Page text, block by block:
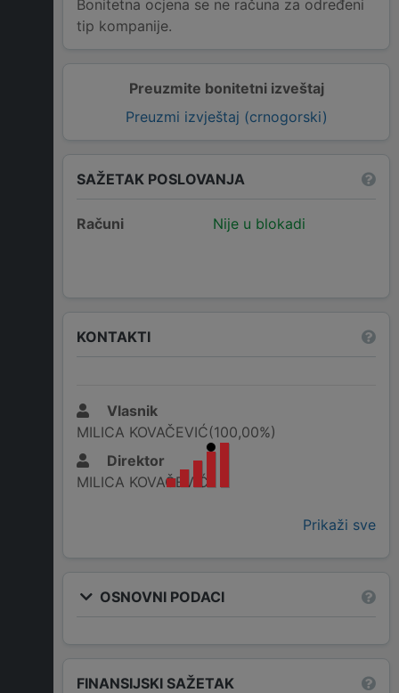
Preuzmite bonitetni izveštaj
Preuzmi izvještaj (crnogorski)
Bonitetna ocjena se ne računa za određeni
tip kompanije.
SAŽETAK POSLOVANJA
Računi Nije u blokadi
KONTAKTI
Vlasnik
MILICA KOVAČEVIĆ(100,00%)
Direktor
MILICA KOVAČEVIĆ
Prikaži sve
OSNOVNI PODACI
FINANSIJSKI SAŽETAK